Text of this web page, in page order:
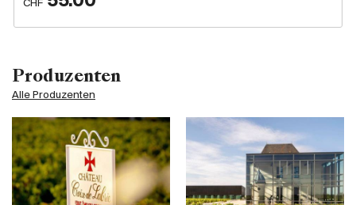
Produzenten
Alle Produzenten
CHF